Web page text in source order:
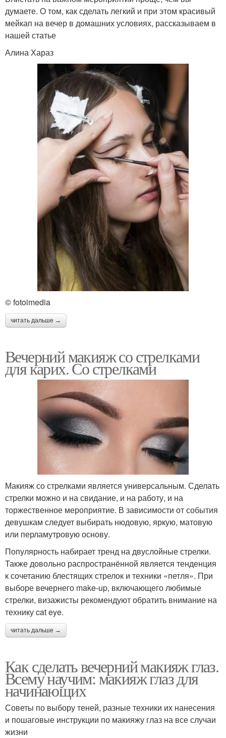
думаете. О том, как сделать легкий и при этом красивый
мейкап на вечер в домашних условиях, рассказываем в
нашей статье
Алина Хараз
© fotoimedia
читать дальше →
Вечерний макияж со стрелками
для карих. Со стрелками
Макияж со стрелками является универсальным. Сделать
стрелки можно и на свидание, и на работу, и на
торжественное мероприятие. В зависимости от события
девушкам следует выбирать нюдовую, яркую, матовую
или перламутровую основу.
Популярность набирает тренд на двуслойные стрелки.
Также довольно распространённой является тенденция
к сочетанию блестящих стрелок и техники «петля». При
выборе вечернего make-up, включающего любимые
стрелки, визажисты рекомендуют обратить внимание на
технику cat eye.
читать дальше →
Как сделать вечерний макияж глаз.
Всему научим: макияж глаз для
начинающих
Советы по выбору теней, разные техники их нанесения
и пошаговые инструкции по макияжу глаз на все случаи
жизни